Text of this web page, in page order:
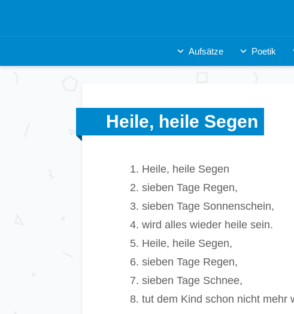
Aufsätze Poetik
Heile, heile Segen
Heile, heile Segen
sieben Tage Regen,
sieben Tage Sonnenschein,
wird alles wieder heile sein.
Heile, heile Segen,
sieben Tage Regen,
sieben Tage Schnee,
tut dem Kind schon nicht mehr